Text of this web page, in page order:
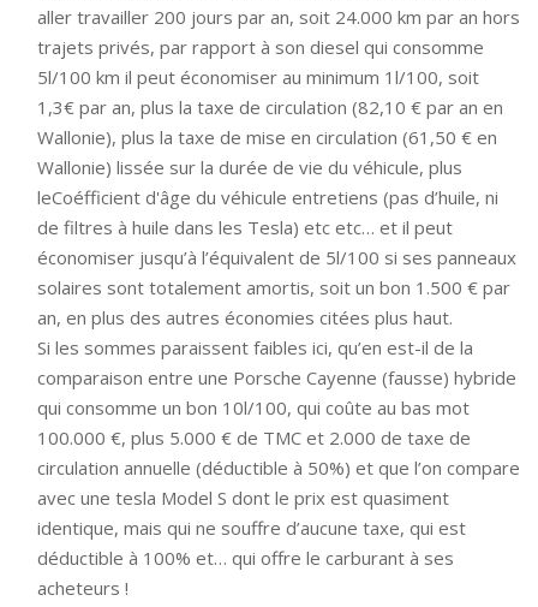
aller travailler 200 jours par an, soit 24.000 km par an hors
trajets privés, par rapport à son diesel qui consomme
5l/100 km il peut économiser au minimum 1l/100, soit
1,3€ par an, plus la taxe de circulation (82,10 € par an en
Wallonie), plus la taxe de mise en circulation (61,50 € en
Wallonie) lissée sur la durée de vie du véhicule, plus
leCoéfficient d'âge du véhicule entretiens (pas d’huile, ni
de filtres à huile dans les Tesla) etc etc… et il peut
économiser jusqu’à l’équivalent de 5l/100 si ses panneaux
solaires sont totalement amortis, soit un bon 1.500 € par
an, en plus des autres économies citées plus haut.
Si les sommes paraissent faibles ici, qu’en est-il de la
comparaison entre une Porsche Cayenne (fausse) hybride
qui consomme un bon 10l/100, qui coûte au bas mot
100.000 €, plus 5.000 € de TMC et 2.000 de taxe de
circulation annuelle (déductible à 50%) et que l’on compare
avec une tesla Model S dont le prix est quasiment
identique, mais qui ne souffre d’aucune taxe, qui est
déductible à 100% et… qui offre le carburant à ses
acheteurs !